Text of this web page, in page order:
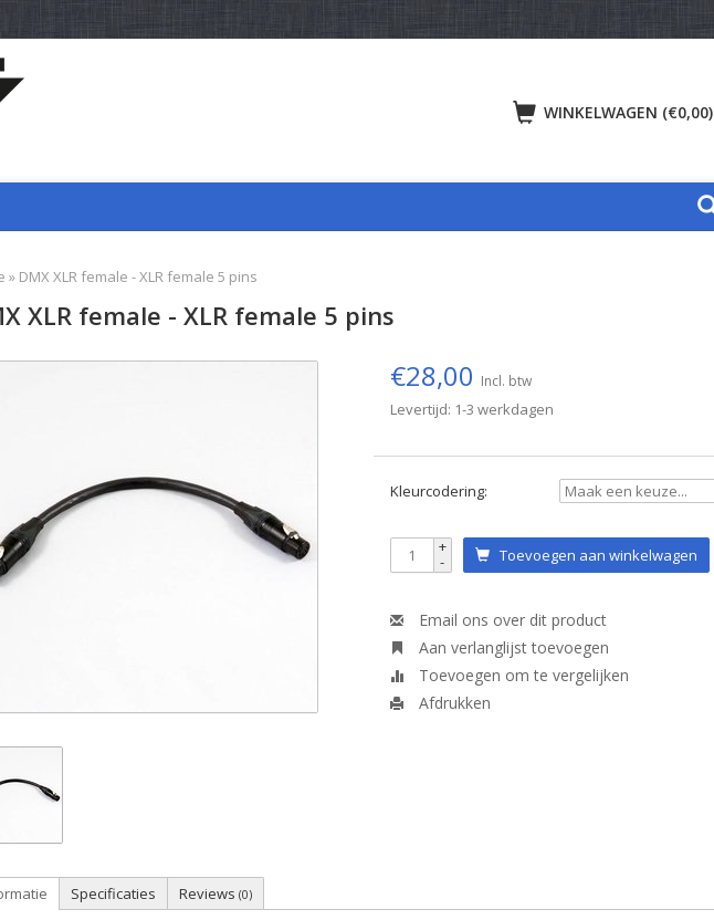
WINKELWAGEN (€0,00)
» DMX XLR female - XLR female 5 pins
XLR female - XLR female 5 pins
€28,00 Incl. btw
Levertijd: 1-3 werkdagen
Kleurcodering:
+
- Toevoegen aan winkelwagen
Email ons over dit product
Aan verlanglijst toevoegen
Toevoegen om te vergelijken
Afdrukken
Specificaties Reviews (0)